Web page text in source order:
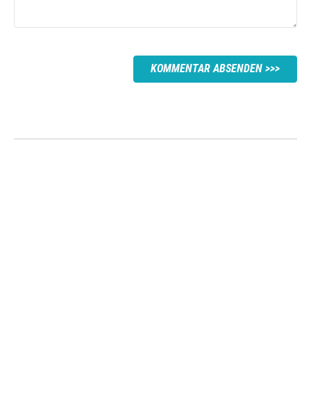
KOMMENTAR ABSENDEN